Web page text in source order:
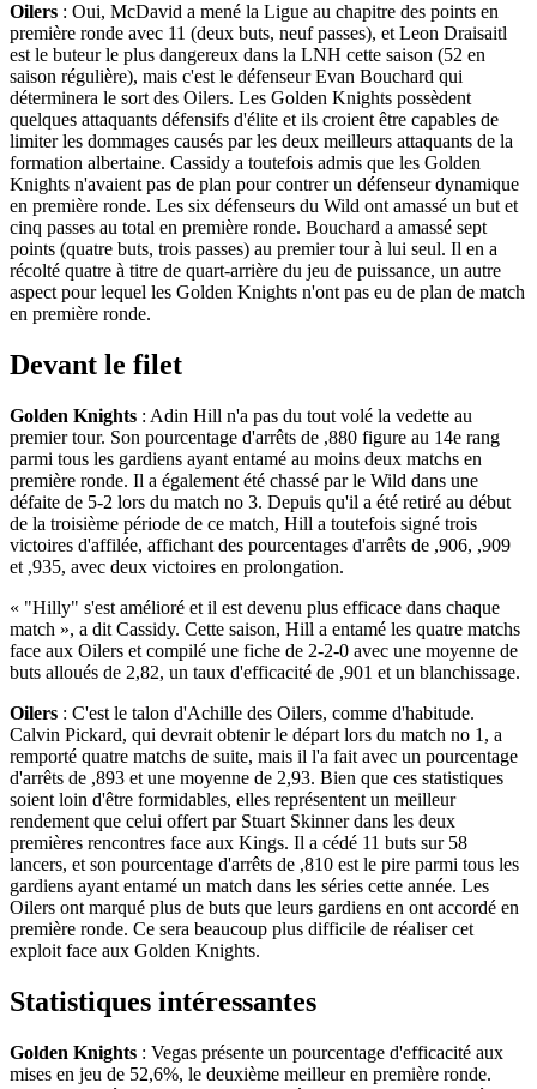
Oilers : Oui, McDavid a mené la Ligue au chapitre des points en
première ronde avec 11 (deux buts, neuf passes), et Leon Draisaitl
est le buteur le plus dangereux dans la LNH cette saison (52 en
saison régulière), mais c'est le défenseur Evan Bouchard qui
déterminera le sort des Oilers. Les Golden Knights possèdent
quelques attaquants défensifs d'élite et ils croient être capables de
limiter les dommages causés par les deux meilleurs attaquants de la
formation albertaine. Cassidy a toutefois admis que les Golden
Knights n'avaient pas de plan pour contrer un défenseur dynamique
en première ronde. Les six défenseurs du Wild ont amassé un but et
cinq passes au total en première ronde. Bouchard a amassé sept
points (quatre buts, trois passes) au premier tour à lui seul. Il en a
récolté quatre à titre de quart-arrière du jeu de puissance, un autre
aspect pour lequel les Golden Knights n'ont pas eu de plan de match
en première ronde.
Devant le filet
Golden Knights : Adin Hill n'a pas du tout volé la vedette au
premier tour. Son pourcentage d'arrêts de ,880 figure au 14e rang
parmi tous les gardiens ayant entamé au moins deux matchs en
première ronde. Il a également été chassé par le Wild dans une
défaite de 5-2 lors du match no 3. Depuis qu'il a été retiré au début
de la troisième période de ce match, Hill a toutefois signé trois
victoires d'affilée, affichant des pourcentages d'arrêts de ,906, ,909
et ,935, avec deux victoires en prolongation.
« "Hilly" s'est amélioré et il est devenu plus efficace dans chaque
match », a dit Cassidy. Cette saison, Hill a entamé les quatre matchs
face aux Oilers et compilé une fiche de 2-2-0 avec une moyenne de
buts alloués de 2,82, un taux d'efficacité de ,901 et un blanchissage.
Oilers : C'est le talon d'Achille des Oilers, comme d'habitude.
Calvin Pickard, qui devrait obtenir le départ lors du match no 1, a
remporté quatre matchs de suite, mais il l'a fait avec un pourcentage
d'arrêts de ,893 et une moyenne de 2,93. Bien que ces statistiques
soient loin d'être formidables, elles représentent un meilleur
rendement que celui offert par Stuart Skinner dans les deux
premières rencontres face aux Kings. Il a cédé 11 buts sur 58
lancers, et son pourcentage d'arrêts de ,810 est le pire parmi tous les
gardiens ayant entamé un match dans les séries cette année. Les
Oilers ont marqué plus de buts que leurs gardiens en ont accordé en
première ronde. Ce sera beaucoup plus difficile de réaliser cet
exploit face aux Golden Knights.
Statistiques intéressantes
Golden Knights : Vegas présente un pourcentage d'efficacité aux
mises en jeu de 52,6%, le deuxième meilleur en première ronde.